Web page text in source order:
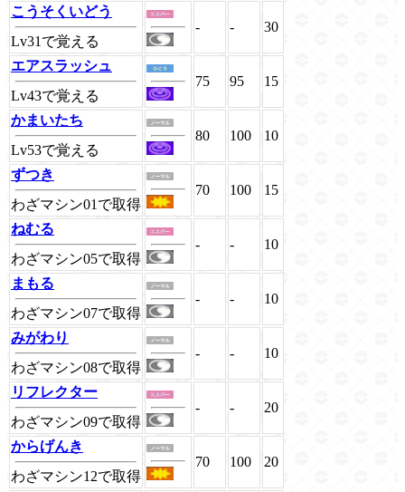
こうそくいどう
Lv31で覚える
- - 30
エアスラッシュ
Lv43で覚える
75 95 15
かまいたち
Lv53で覚える
80 100 10
ずつき
わざマシン01で取得
70 100 15
ねむる
わざマシン05で取得
- - 10
まもる
わざマシン07で取得
- - 10
みがわり
わざマシン08で取得
- - 10
リフレクター
わざマシン09で取得
- - 20
からげんき
わざマシン12で取得
70 100 20